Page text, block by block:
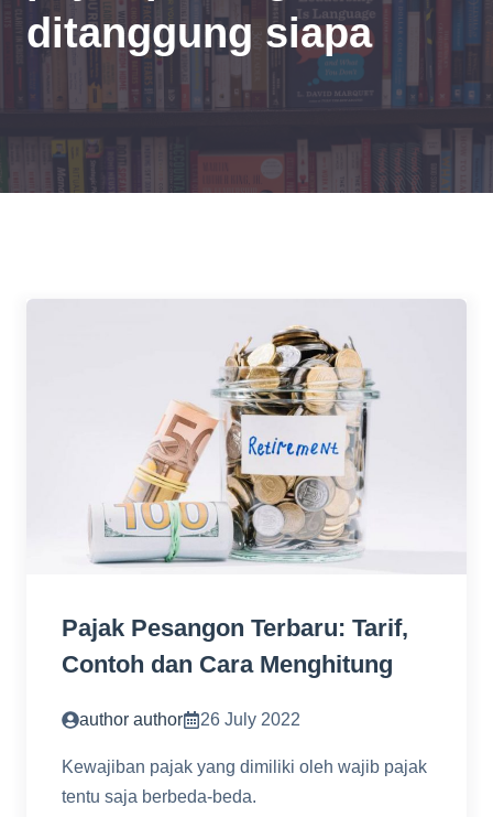
ditanggung siapa
Pajak Pesangon Terbaru: Tarif,
Contoh dan Cara Menghitung
author author 26 July 2022
Kewajiban pajak yang dimiliki oleh wajib pajak
tentu saja berbeda-beda.